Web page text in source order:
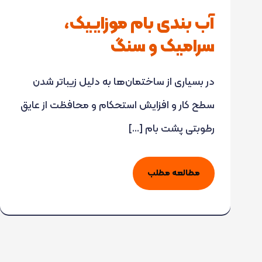
آب بندی بام موزاییک،
سرامیک و سنگ
در بسیاری از ساختمان‌ها به دلیل زیباتر شدن
سطح کار و افزایش استحکام و محافظت از عایق
رطوبتی پشت بام […]
سنگ
مطالعه مطلب